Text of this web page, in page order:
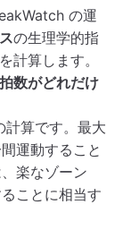
の運
の生理学的指
を計算します。
数がどれだけ
計算です。最大
運動すること
楽なゾーン
ことに相当す